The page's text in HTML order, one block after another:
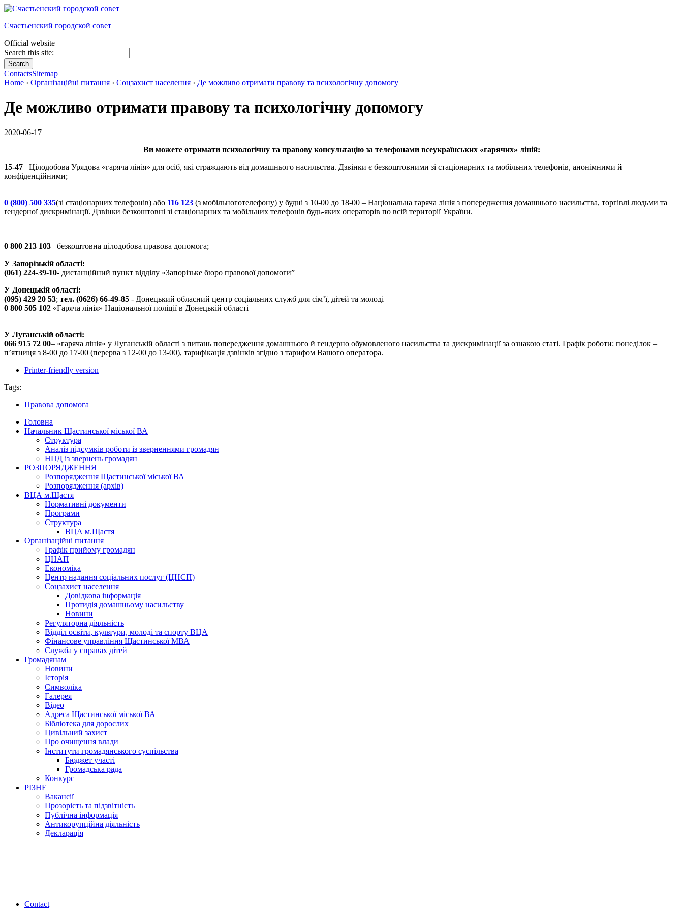
Счастьенский городской совет
Official website
Search this site:
ContactsSitemap
Home › Організаційні питання › Соцзахист населення › Де можливо отримати правову та психологічну допомогу
Де можливо отримати правову та психологічну допомогу
2020-06-17
Ви можете отримати психологічну та правову консультацію за телефонами всеукраїнських «гарячих» ліній:
15-47– Цілодобова Урядова «гаряча лінія» для осіб, які страждають від домашнього насильства. Дзвінки є безкоштовними зі стаціонарних та мобільних телефонів, анонімними й
конфіденційними;
0 (800) 500 335(зі стаціонарних телефонів) або 116 123 (з мобільноготелефону) у будні з 10-00 до 18-00 – Національна гаряча лінія з попередження домашнього насильства, торгівлі людьми та
ґендерної дискримінації. Дзвінки безкоштовні зі стаціонарних та мобільних телефонів будь-яких операторів по всій території України.
0 800 213 103– безкоштовна цілодобова правова допомога;
У Запорізькій області:
(061) 224-39-10- дистанційний пункт відділу «Запорізьке бюро правової допомоги”
У Донецькій області:
(095) 429 20 53; тел. (0626) 66-49-85 - Донецький обласний центр соціальних служб для сім’ї, дітей та молоді
0 800 505 102 «Гаряча лінія» Національної поліції в Донецькій області
У Луганській області:
066 915 72 00– «гаряча лінія» у Луганській області з питань попередження домашнього й гендерно обумовленого насильства та дискримінації за ознакою статі. Графік роботи: понеділок –
п’ятниця з 8-00 до 17-00 (перерва з 12-00 до 13-00), тарифікація дзвінків згідно з тарифом Вашого оператора.
Printer-friendly version
Tags:
Правова допомога
Головна
Начальник Щастинської міської ВА
Структура
Аналіз підсумків роботи із зверненнями громадян
НПД із звернень громадян
РОЗПОРЯДЖЕННЯ
Розпорядження Щастинської міської ВА
Розпорядження (архів)
ВЦА м.Щастя
Нормативні документи
Програми
Структура
ВЦА м.Щастя
Організаційні питання
Графік прийому громадян
ЦНАП
Економіка
Центр надання соціальних послуг (ЦНСП)
Соцзахист населення
Довідкова інформація
Протидія домашньому насильству
Новини
Регуляторна діяльність
Відділ освіти, культури, молоді та спорту ВЦА
Фінансове управління Щастинської МВА
Служба у справах дітей
Громадянам
Новини
Історія
Символіка
Галерея
Відео
Адреса Щастинської міської ВА
Бібліотека для дорослих
Цивільний захист
Про очищення влади
Інститути громадянського суспільства
Бюджет участі
Громадська рада
Конкурс
РІЗНЕ
Вакансії
Прозорість та підзвітність
Публічна інформація
Антикорупційна діяльність
Декларація
Contact